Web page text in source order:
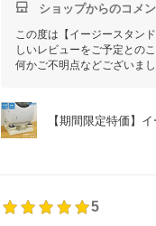
ショップからのコメ
この度は【イージースタン
しいレビューをご予定との
何かご不明点などございま
【期間限定特価】
5